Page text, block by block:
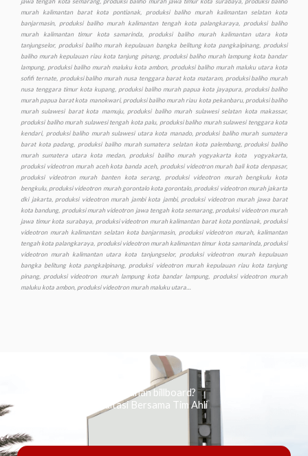
Ingin tahu tentang periklanan billboard?
Kami Berikan Konsultasi Bersama Tim Ahli